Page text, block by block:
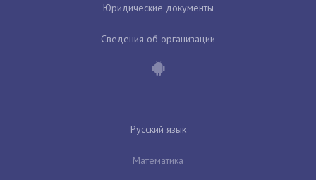
Юридические документы
Сведения об организации
Русский язык
Математика